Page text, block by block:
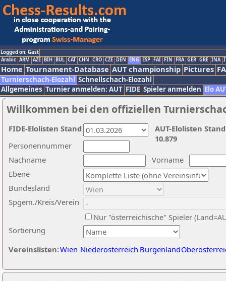
Logged on: Gast
Arabic ARM AZE BIH BUL CAT CHN CRO CZE DEN ENG ESP FAI FIN FRA GER GRE INA
Home Tournament-Database AUT championship Pictures
Turnierschach-Elozahl Schnellschach-Elozahl
Allgemeines Turnier anmelden: AUT FIDE Spieler anmelden Elo
Willkommen bei den offiziellen
Nachname
Vorname
Ebene
Sortierung
Personennummer
Bundesland
Spgem./Kreis/Verein
Nur "österreichische" Spieler
Vereinslisten:Wien Niederösterreich Burgenland
AUT-Elolisten
10.879
FIDE-Elolisten Stand